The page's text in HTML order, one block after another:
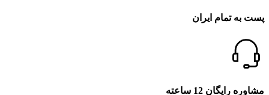
پست به تمام ایران
مشاوره رایگان 12 ساعته